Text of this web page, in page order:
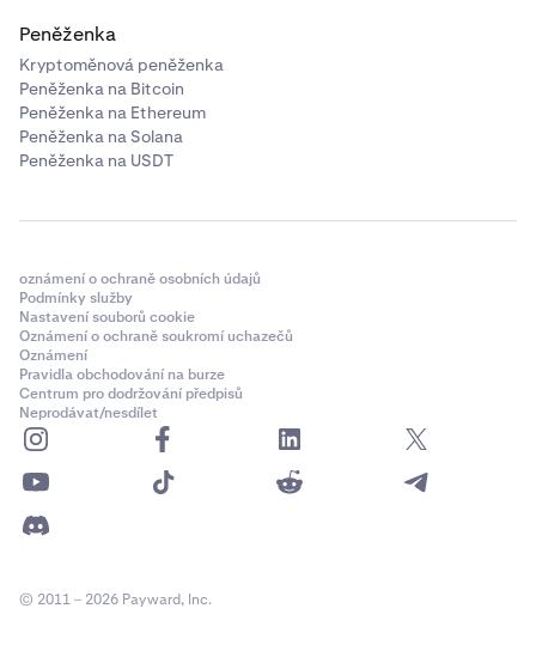
Peněženka
Kryptoměnová peněženka
Peněženka na Bitcoin
Peněženka na Ethereum
Peněženka na Solana
Peněženka na USDT
oznámení o ochraně osobních údajů
Podmínky služby
Nastavení souborů cookie
Oznámení o ochraně soukromí uchazečů
Oznámení
Pravidla obchodování na burze
Centrum pro dodržování předpisů
Neprodávat/nesdílet
© 2011 – 2026 Payward, Inc.